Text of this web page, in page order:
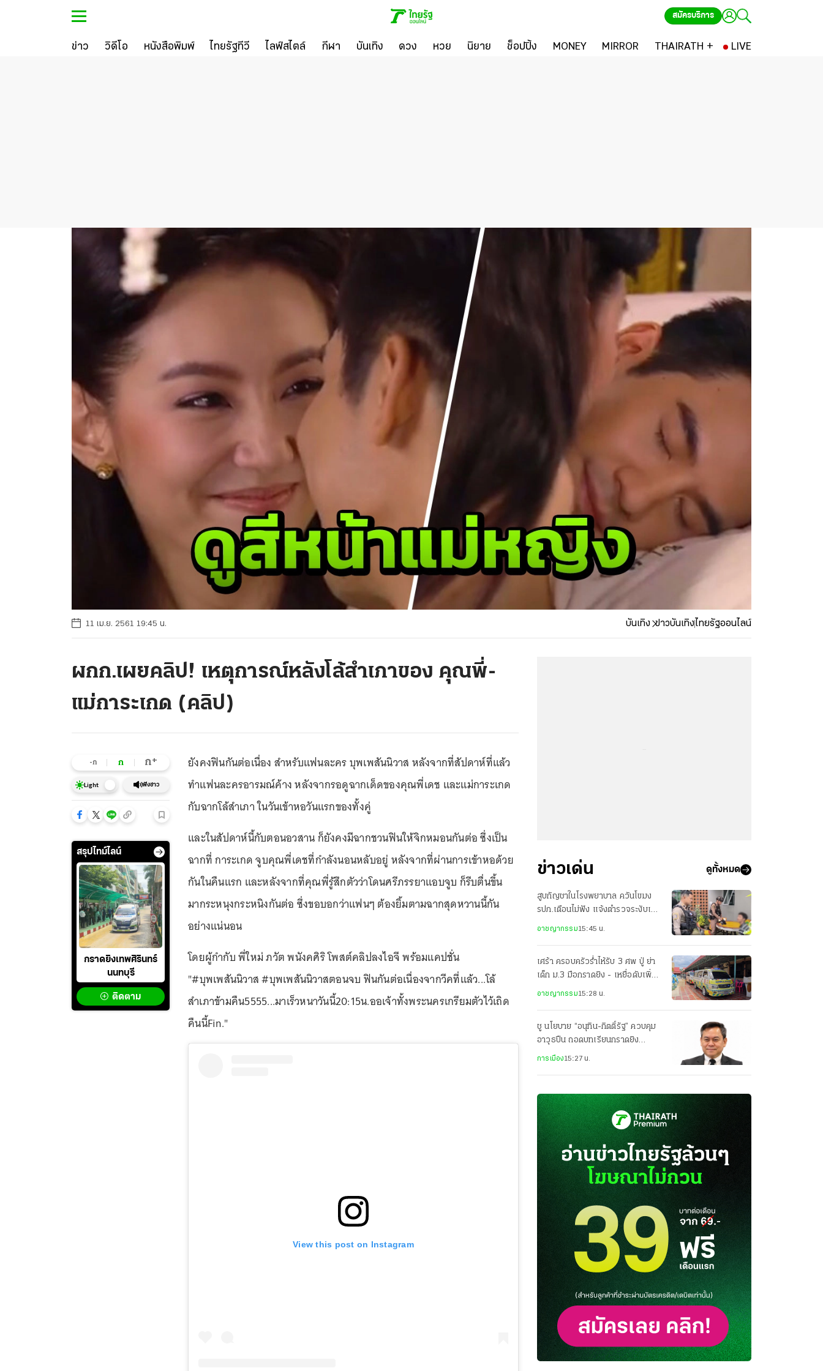
สมัครบริการ
ข่าว วิดีโอ หนังสือพิมพ์ ไทยรัฐทีวี ไลฟ์สไตล์ กีฬา บันเทิง ดวง หวย นิยาย ช็อปปิ้ง MONEY MIRROR THAIRATH + LIVE
11 เม.ย. 2561 19:45 น. บันเทิง ข่าวบันเทิงไทยรัฐออนไลน์
ผกก.เผยคลิป! เหตุการณ์หลังโล้สำเภาของ คุณพี่-
แม่การะเกด (คลิป)
-ก ก ก+
Light ฟังข่าว
สรุปไทม์ไลน์
กราดยิงเทพศิรินทร์
นนทบุรี
ติดตาม
ยังคงฟินกันต่อเนื่อง สำหรับแฟนละคร บุพเพสันนิวาส หลังจากที่สัปดาห์ที่แล้ว
ทำแฟนละครอารมณ์ค้าง หลังจากรอดูฉากเด็ดของคุณพี่เดช และแม่การะเกด
กับฉากโล้สำเภา ในวันเข้าหอวันแรกของทั้งคู่
และในสัปดาห์นี้กับตอนอวสาน ก็ยังคงมีฉากชวนฟินให้จิกหมอนกันต่อ ซึ่งเป็น
ฉากที่ การะเกด จูบคุณพี่เดชที่กำลังนอนหลับอยู่ หลังจากที่ผ่านการเข้าหอด้วย
กันในคืนแรก และหลังจากที่คุณพี่รู้สึกตัวว่าโดนศรีภรรยาแอบจูบ ก็รีบตื่นขึ้น
มากระหนุงกระหนิงกันต่อ ซึ่งขอบอกว่าแฟนๆ ต้องยิ้มตามฉากสุดหวานนี้กัน
อย่างแน่นอน
โดยผู้กำกับ พี่ใหม่ ภวัต พนังคศิริ โพสต์คลิปลงไอจี พร้อมแคปชั่น
"#บุพเพสันนิวาส #บุพเพสันนิวาสตอนจบ ฟินกันต่อเนื่องจากวีคที่แล้ว...โล้
สำเภาข้ามคืน5555...มาเร็วหนาวันนี้20:15น.ออเจ้าทั้งพระนครเกรียมตัวไว้เถิด
คืนนี้Fin."
View this post on Instagram
ข่าวเด่น ดูทั้งหมด
สูบกัญชาในโรงพยาบาล ควันโขมง
รปภ.เตือนไม่ฟัง แจ้งตำรวจระงับเหตุ
อาชญากรรม15:45 น.
เศร้า ครอบครัวร่ำไห้รับ 3 ศพ ปู่ ย่า
เด็ก ม.3 มือกราดยิง - เหยื่อดับเพิ่ม
อาชญากรรม15:28 น.
ชู นโยบาย “อนุทิน-กิตติ์รัฐ” ควบคุม
อาวุธปืน ถอดบทเรียนกราดยิง
เทพศิรินทร์
การเมือง15:27 น.